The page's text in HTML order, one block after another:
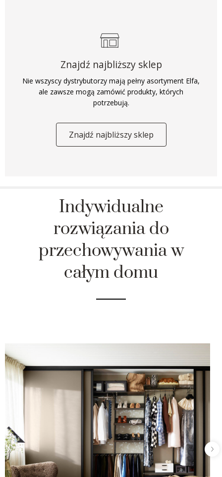
Znajdź najbliższy sklep
Nie wszyscy dystrybutorzy mają pełny asortyment Elfa,
ale zawsze mogą zamówić produkty, których
potrzebują.
Znajdź najbliższy sklep
Indywidualne
rozwiązania do
przechowywania w
całym domu